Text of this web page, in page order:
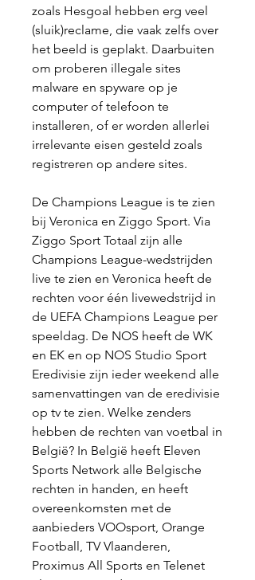
zoals Hesgoal hebben erg veel
(sluik)reclame, die vaak zelfs over
het beeld is geplakt. Daarbuiten
om proberen illegale sites
malware en spyware op je
computer of telefoon te
installeren, of er worden allerlei
irrelevante eisen gesteld zoals
registreren op andere sites.
De Champions League is te zien
bij Veronica en Ziggo Sport. Via
Ziggo Sport Totaal zijn alle
Champions League-wedstrijden
live te zien en Veronica heeft de
rechten voor één livewedstrijd in
de UEFA Champions League per
speeldag. De NOS heeft de WK
en EK en op NOS Studio Sport
Eredivisie zijn ieder weekend alle
samenvattingen van de eredivisie
op tv te zien. Welke zenders
hebben de rechten van voetbal in
België? In België heeft Eleven
Sports Network alle Belgische
rechten in handen, en heeft
overeenkomsten met de
aanbieders VOOsport, Orange
Football, TV Vlaanderen,
Proximus All Sports en Telenet